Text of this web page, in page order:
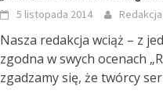
5 listopada 2014
Nasza redakcja wciąż – z
zgodna w swych ocenach
zgadzamy się, że twórcy